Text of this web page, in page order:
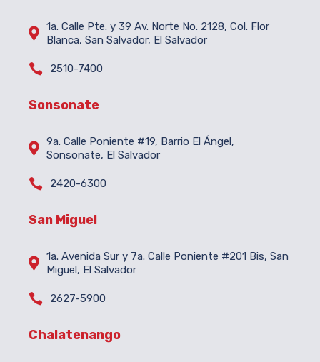
 1a. Calle Pte. y 39 Av. Norte No. 2128, Col. Flor
Blanca, San Salvador, El Salvador
 2510-7400
Sonsonate
 9a. Calle Poniente #19, Barrio El Ángel,
Sonsonate, El Salvador
 2420-6300
San Miguel
 1a. Avenida Sur y 7a. Calle Poniente #201 Bis, San
Miguel, El Salvador
 2627-5900
Chalatenango